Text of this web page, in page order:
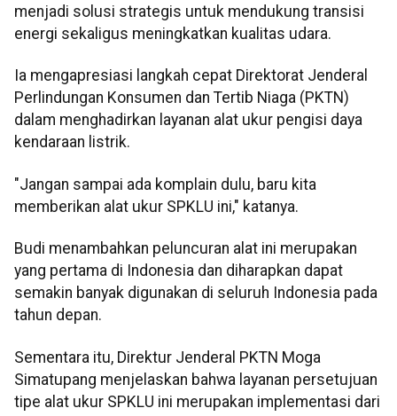
menjadi solusi strategis untuk mendukung transisi
energi sekaligus meningkatkan kualitas udara.
Ia mengapresiasi langkah cepat Direktorat Jenderal
Perlindungan Konsumen dan Tertib Niaga (PKTN)
dalam menghadirkan layanan alat ukur pengisi daya
kendaraan listrik.
"Jangan sampai ada komplain dulu, baru kita
memberikan alat ukur SPKLU ini," katanya.
Budi menambahkan peluncuran alat ini merupakan
yang pertama di Indonesia dan diharapkan dapat
semakin banyak digunakan di seluruh Indonesia pada
tahun depan.
Sementara itu, Direktur Jenderal PKTN Moga
Simatupang menjelaskan bahwa layanan persetujuan
tipe alat ukur SPKLU ini merupakan implementasi dari